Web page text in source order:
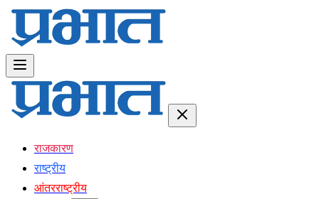
राजकारण
राष्ट्रीय
आंतरराष्ट्रीय